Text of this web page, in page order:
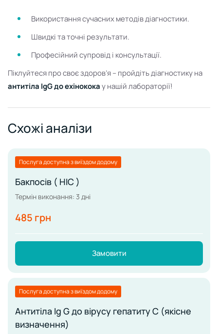
Використання сучасних методів діагностики.
Швидкі та точні результати.
Професійний супровід і консультації.
Піклуйтеся про своє здоров’я – пройдіть діагностику на
антитіла IgG до ехінококау нашій лабораторії!
Схожі аналізи
Послуга доступна з виїздом додому
Бакпосів ( НІС )
Термін виконання: 3 дні
485 грн
Замовити
Послуга доступна з виїздом додому
Антитіла Ig G до вірусу гепатиту С (якісне
визначення)